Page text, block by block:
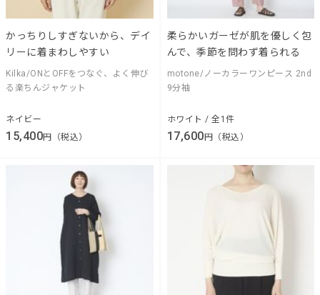
かっちりしすぎないから、デイ
リーに着まわしやすい
Kilka/ONとOFFをつなぐ、よく伸び
る楽ちんジャケット
ネイビー
15,400円（税込）
柔らかいガーゼが肌を優しく包
んで、季節を問わず着られる
motone/ノーカラーワンピース 2nd
9分袖
ホワイト / 全1件
17,600円（税込）